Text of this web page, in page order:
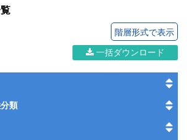
階層形式で表示
一括ダウンロード
類